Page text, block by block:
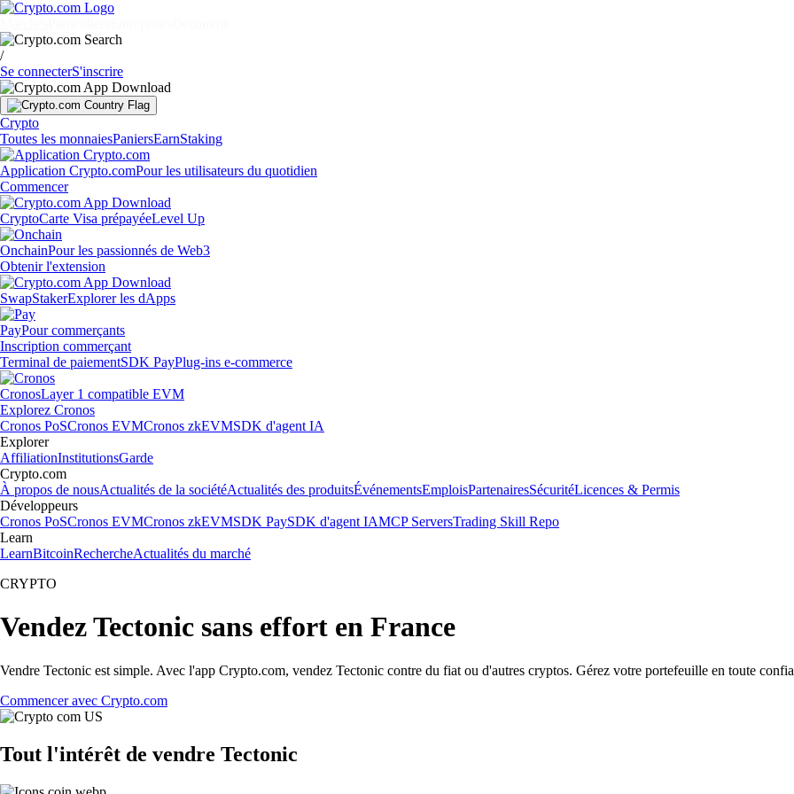
/
Se connecterS'inscrire
Crypto
Toutes les monnaiesPaniersEarnStaking
Application Crypto.comPour les utilisateurs du quotidien
Commencer
CryptoCarte Visa prépayéeLevel Up
OnchainPour les passionnés de Web3
Obtenir l'extension
SwapStakerExplorer les dApps
PayPour commerçants
Inscription commerçant
Terminal de paiementSDK PayPlug-ins e-commerce
CronosLayer 1 compatible EVM
Explorez Cronos
Cronos PoSCronos EVMCronos zkEVMSDK d'agent IA
Explorer
AffiliationInstitutionsGarde
Crypto.com
À propos de nousActualités de la sociétéActualités des produitsÉvénementsEmploisPartenairesSécuritéLicences & Permis
Développeurs
Cronos PoSCronos EVMCronos zkEVMSDK PaySDK d'agent IAMCP ServersTrading Skill Repo
Learn
LearnBitcoinRechercheActualités du marché
CRYPTO
Vendez Tectonic sans effort en France
Vendre Tectonic est simple. Avec l'app Crypto.com, vendez Tectonic contre du fiat ou d'autres cryptos. Gérez votre portefeuille en toute
Commencer avec Crypto.com
Tout l'intérêt de vendre Tectonic